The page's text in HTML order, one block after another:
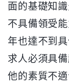
面的基礎知
不具備領受
年也達不到
求人必須具
他的素質不